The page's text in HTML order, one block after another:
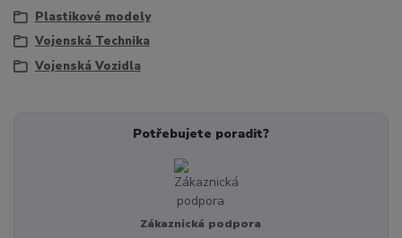
Plastikové modely
Vojenská Technika
Vojenská Vozidla
Potřebujete poradit?
Zákaznická podpora